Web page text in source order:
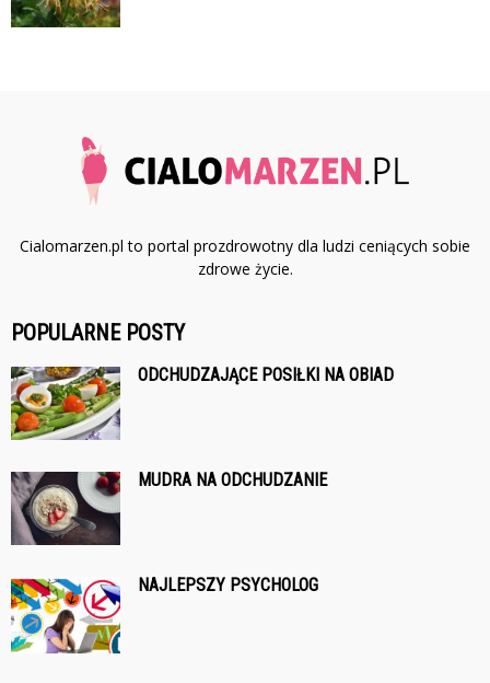
Cialomarzen.pl to portal prozdrowotny dla ludzi ceniących sobie
zdrowe życie.
POPULARNE POSTY
ODCHUDZAJĄCE POSIŁKI NA OBIAD
MUDRA NA ODCHUDZANIE
NAJLEPSZY PSYCHOLOG